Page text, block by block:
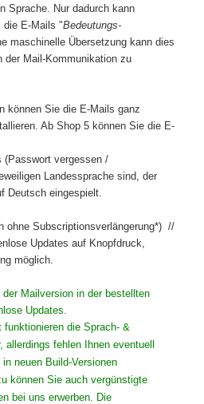
Sprache. Nur dadurch kann
die E-Mails "Bedeutungs-
maschinelle Übersetzung kann dies
der Mail-Kommunikation zu
können Sie die E-Mails ganz
Ab Shop 5 können Sie die E-
(Passwort vergessen /
Landessprache sind, der
Deutsch eingespielt.
ohne Subscriptionsverlängerung*) //
Updates auf Knopfdruck,
möglich.
Mailversion in der bestellten
Updates.
funktionieren die Sprach- &
allerdings fehlen Ihnen eventuell
neuen Build-Versionen
können Sie auch vergünstigte
bei uns erwerben. Die